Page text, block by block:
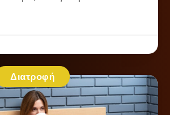
Διατροφή